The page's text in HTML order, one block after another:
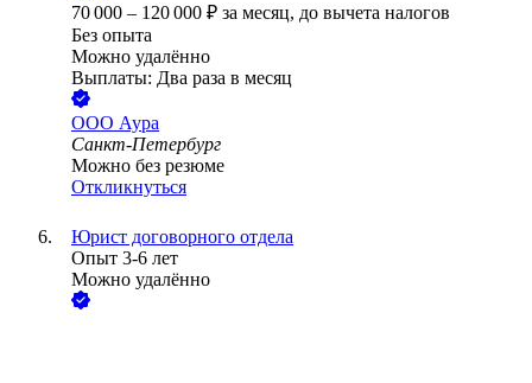
70 000 – 120 000 ₽ за месяц, до вычета налогов
Без опыта
Можно удалённо
Выплаты: Два раза в месяц
ООО Аура
Санкт-Петербург
Можно без резюме
Откликнуться
Юрист договорного отдела
Опыт 3-6 лет
Можно удалённо